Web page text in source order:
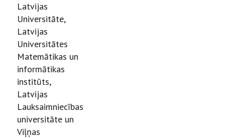
Latvijas
Universitāte,
Latvijas
Universitātes
Matemātikas un
informātikas
institūts,
Latvijas
Lauksaimniecības
universitāte un
Viļņas